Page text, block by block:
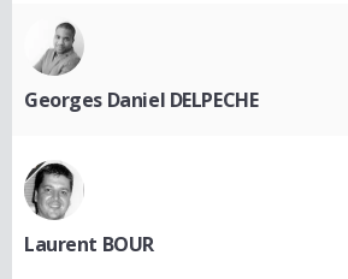
Georges Daniel DELPECHE
Laurent BOUR